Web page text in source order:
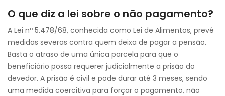
O que diz a lei sobre o não pagamento?
A Lei nº 5.478/68, conhecida como Lei de Alimentos, prevê
medidas severas contra quem deixa de pagar a pensão.
Basta o atraso de uma única parcela para que o
beneficiário possa requerer judicialmente a prisão do
devedor. A prisão é civil e pode durar até 3 meses, sendo
uma medida coercitiva para forçar o pagamento, não